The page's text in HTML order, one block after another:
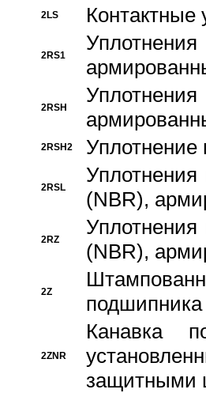
2LS Контактные
2RS1
2RSH
2RSH2 Уплотнение
2RSL
Уплотнения
(NBR),
2RZ
Уплотнения
(NBR),
2Z
подшипника
2ZNR
Канавка
защитными